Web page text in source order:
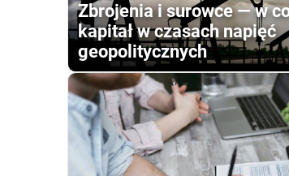
Zbrojenia i surowce — w
kapitał w czasach napięć
geopolitycznych